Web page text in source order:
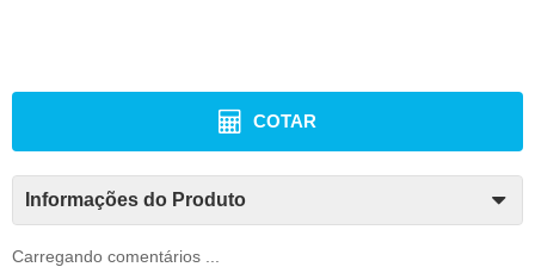
COTAR
Informações do Produto
Carregando comentários ...